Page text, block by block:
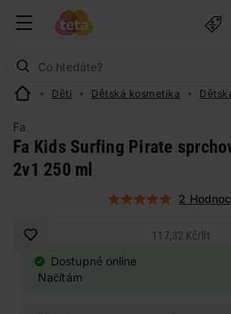
Děti Dětská kosmetika
Fa
Fa Kids Surfing Pirate
2v1 250 ml
2
117,32 Kč/ lit
Dostupné online
Načítám